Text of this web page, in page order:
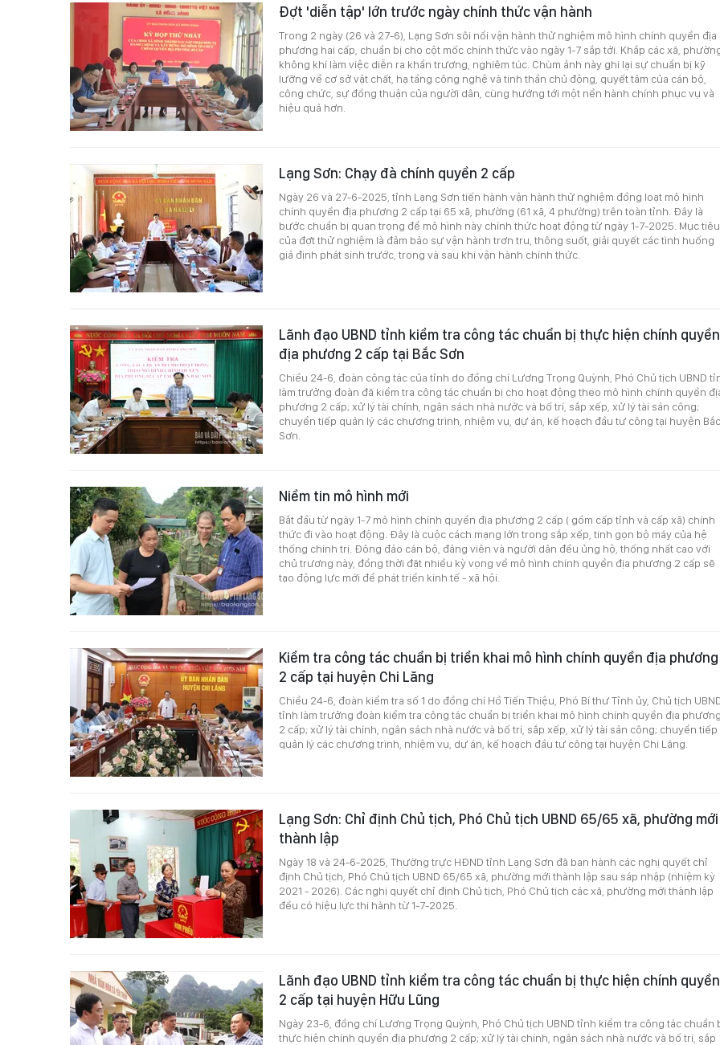
Đợt 'diễn tập' lớn trước ngày chính thức vận hành
Trong 2 ngày (26 và 27-6), Lạng Sơn sôi nổi vận hành thử nghiệm mô hình chính quyền địa
phương hai cấp, chuẩn bị cho cột mốc chính thức vào ngày 1-7 sắp tới. Khắp các xã,
không khí làm việc diễn ra khẩn trương, nghiêm túc. Chùm ảnh này ghi lại sự chuẩn bị kỹ
lưỡng về cơ sở vật chất, hạ tầng công nghệ và tinh thần chủ động, quyết tâm của cán bộ,
công chức, sự đồng thuận của người dân, cùng hướng tới một nền hành chính phục vụ và
hiệu quả hơn.
Lạng Sơn: Chạy đà chính quyền 2 cấp
Ngày 26 và 27-6-2025, tỉnh Lạng Sơn tiến hành vận hành thử nghiệm đồng loạt mô hình
chính quyền địa phương 2 cấp tại 65 xã, phường (61 xã, 4 phường) trên toàn tỉnh. Đây là
bước chuẩn bị quan trọng để mô hình này chính thức hoạt động từ ngày 1-7-2025. Mục tiêu
của đợt thử nghiệm là đảm bảo sự vận hành trơn tru, thông suốt, giải quyết các tình huống
giả định phát sinh trước, trong và sau khi vận hành chính thức.
Lãnh đạo UBND tỉnh kiểm tra công tác chuẩn bị thực hiện chính quyền
địa phương 2 cấp tại Bắc Sơn
Chiều 24-6, đoàn công tác của tỉnh do đồng chí Lương Trọng Quỳnh, Phó Chủ tịch UBND
làm trưởng đoàn đã kiểm tra công tác chuẩn bị cho hoạt động theo mô hình chính quyền
phương 2 cấp; xử lý tài chính, ngân sách nhà nước và bố trí, sắp xếp, xử lý tài sản công;
chuyển tiếp quản lý các chương trình, nhiệm vụ, dự án, kế hoạch đầu tư công tại huyện Bắc
Sơn.
Niềm tin mô hình mới
Bắt đầu từ ngày 1-7 mô hình chính quyền địa phương 2 cấp ( gồm cấp tỉnh và cấp xã) chính
thức đi vào hoạt động. Đây là cuộc cách mạng lớn trong sắp xếp, tinh gọn bộ máy của hệ
thống chính trị. Đông đảo cán bộ, đảng viên và người dân đều ủng hộ, thống nhất cao với
chủ trương này, đồng thời đặt nhiều kỳ vọng về mô hình chính quyền địa phương 2 cấp sẽ
tạo động lực mới để phát triển kinh tế - xã hội.
Kiểm tra công tác chuẩn bị triển khai mô hình chính quyền địa phương
2 cấp tại huyện Chi Lăng
Chiều 24-6, đoàn kiểm tra số 1 do đồng chí Hồ Tiến Thiệu, Phó Bí thư Tỉnh ủy, Chủ tịch
tỉnh làm trưởng đoàn kiểm tra công tác chuẩn bị triển khai mô hình chính quyền địa
2 cấp; xử lý tài chính, ngân sách nhà nước và bố trí, sắp xếp, xử lý tài sản công; chuyển tiếp
quản lý các chương trình, nhiệm vụ, dự án, kế hoạch đầu tư công tại huyện Chi Lăng.
Lạng Sơn: Chỉ định Chủ tịch, Phó Chủ tịch UBND 65/65 xã, phường mới
thành lập
Ngày 18 và 24-6-2025, Thường trực HĐND tỉnh Lạng Sơn đã ban hành các nghị quyết chỉ
định Chủ tịch, Phó Chủ tịch UBND 65/65 xã, phường mới thành lập sau sáp nhập (nhiệm kỳ
2021 - 2026). Các nghị quyết chỉ định Chủ tịch, Phó Chủ tịch các xã, phường mới thành lập
đều có hiệu lực thi hành từ 1-7-2025.
Lãnh đạo UBND tỉnh kiểm tra công tác chuẩn bị thực hiện chính quyền
2 cấp tại huyện Hữu Lũng
Ngày 23-6, đồng chí Lương Trọng Quỳnh, Phó Chủ tịch UBND tỉnh kiểm tra công tác chuẩn
thực hiện chính quyền địa phương 2 cấp; xử lý tài chính, ngân sách nhà nước và bố trí, sắp